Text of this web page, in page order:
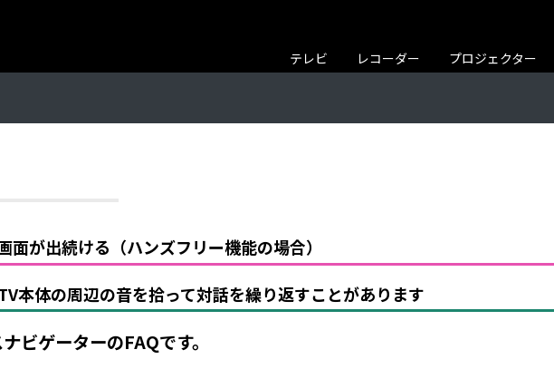
テレビ レコーダー プロジェクター